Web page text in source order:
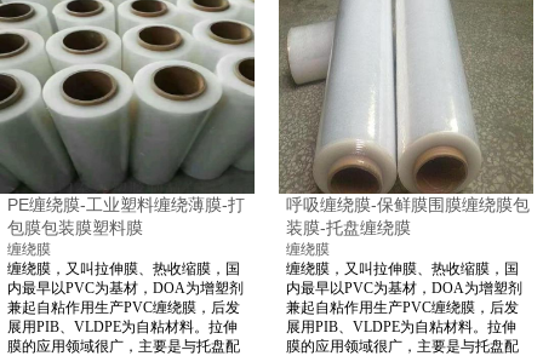
PE缠绕膜-工业塑料缠绕薄膜-打
包膜包装膜塑料膜
缠绕膜
缠绕膜，又叫拉伸膜、热收缩膜，国
内最早以PVC为基材，DOA为增塑剂
兼起自粘作用生产PVC缠绕膜，后发
展用PIB、VLDPE为自粘材料。拉伸
膜的应用领域很广，主要是与托盘配
呼吸缠绕膜-保鲜膜围膜缠绕膜包
装膜-托盘缠绕膜
缠绕膜
缠绕膜，又叫拉伸膜、热收缩膜，国
内最早以PVC为基材，DOA为增塑剂
兼起自粘作用生产PVC缠绕膜，后发
展用PIB、VLDPE为自粘材料。拉伸
膜的应用领域很广，主要是与托盘配